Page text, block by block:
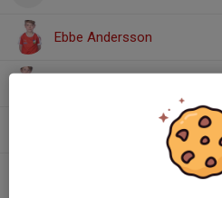
Ebbe Andersson